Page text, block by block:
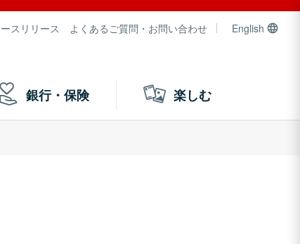
スリリース よくあるご質問・お問い合わせ English
銀行・保険 楽しむ